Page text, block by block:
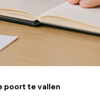
poort te vallen